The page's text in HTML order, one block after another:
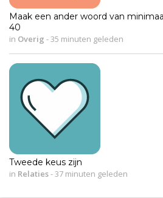
Maak een ander woord van
40
in Overig - 35 minuten geleden
Tweede keus zijn
in Relaties- 37 minuten geleden